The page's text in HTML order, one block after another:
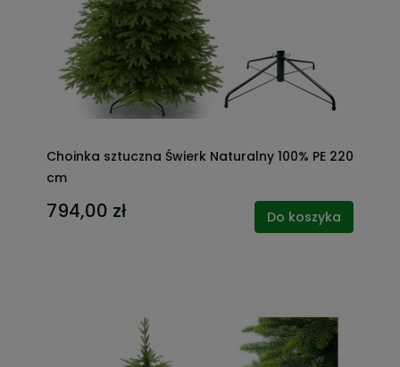
Choinka sztuczna Świerk Naturalny 100% PE 220
cm
794,00 zł Do koszyka